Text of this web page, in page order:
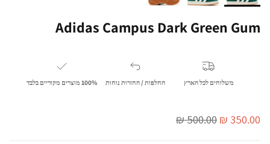
Adidas Campus Dark Green Gum
משלוחים לכל הארץ החלפות / החזרות נוחות 100% מוצרים מקוריים בלבד
מחיר מבצע
350.00 ₪ מחיר מלא
500.00 ₪